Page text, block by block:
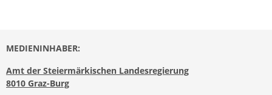
MEDIENINHABER:
Amt der Steiermärkischen Landesregierung
8010 Graz-Burg